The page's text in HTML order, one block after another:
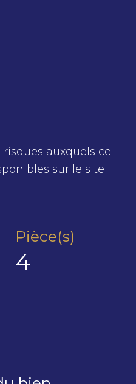
auxquels ce
sur le site
Pièce(s)
4